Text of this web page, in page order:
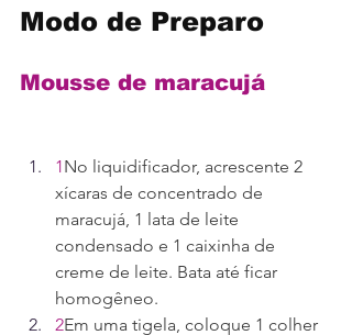
Modo de Preparo
Mousse de maracujá
1No liquidificador, acrescente 2
xícaras de concentrado de
maracujá, 1 lata de leite
condensado e 1 caixinha de
creme de leite. Bata até ficar
homogêneo.
2Em uma tigela, coloque 1 colher